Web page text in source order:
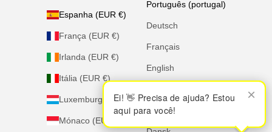
Espanha (EUR €)
França (EUR €)
Irlanda (EUR €)
Itália (EUR €)
Luxemburgo (EUR €)
Mónaco (EUR €)
Português (portugal)
Deutsch
Français
English
Nederlands
Ei! 👋 Precisa de ajuda? Estou
aqui para você!
×
Ei! 👋 Precisa de ajuda? Estou
aqui para você!
×